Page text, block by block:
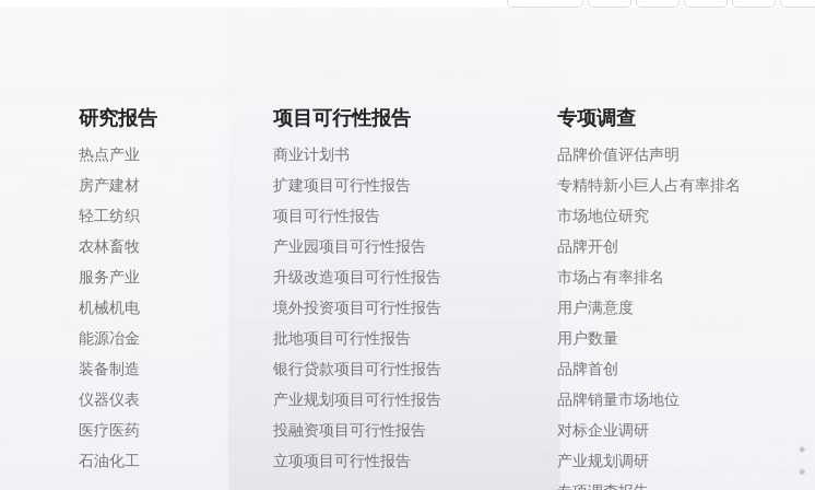
研究报告
热点产业
房产建材
轻工纺织
农林畜牧
服务产业
机械机电
能源冶金
装备制造
仪器仪表
医疗医药
石油化工
项目可行性报告
商业计划书
扩建项目可行性报告
项目可行性报告
产业园项目可行性报告
升级改造项目可行性报告
境外投资项目可行性报告
批地项目可行性报告
银行贷款项目可行性报告
产业规划项目可行性报告
投融资项目可行性报告
立项项目可行性报告
专项调查
品牌价值评估声明
专精特新小巨人占有率排名
市场地位研究
品牌开创
市场占有率排名
用户满意度
用户数量
品牌首创
品牌销量市场地位
对标企业调研
产业规划调研